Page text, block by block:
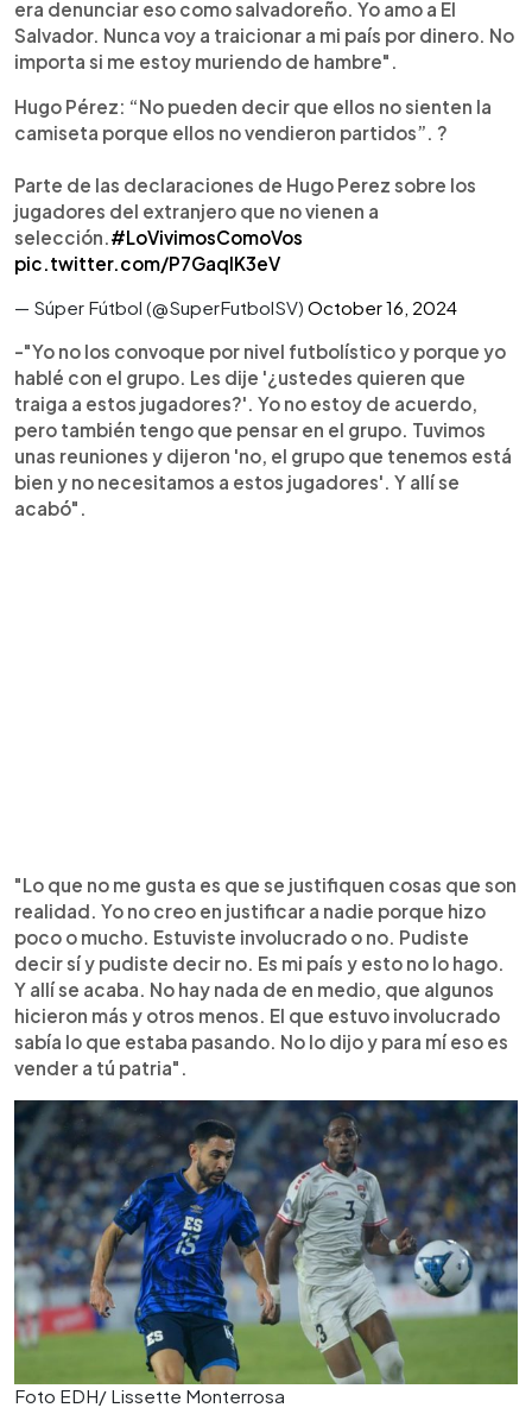
era denunciar eso como salvadoreño. Yo amo a El
Salvador. Nunca voy a traicionar a mi país por dinero. No
importa si me estoy muriendo de hambre".
Hugo Pérez: “No pueden decir que ellos no sienten la
camiseta porque ellos no vendieron partidos”. ?
Parte de las declaraciones de Hugo Perez sobre los
jugadores del extranjero que no vienen a
selección.#LoVivimosComoVos
pic.twitter.com/P7GaqlK3eV
— Súper Fútbol (@SuperFutbolSV) October 16, 2024
-"Yo no los convoque por nivel futbolístico y porque yo
hablé con el grupo. Les dije '¿ustedes quieren que
traiga a estos jugadores?'. Yo no estoy de acuerdo,
pero también tengo que pensar en el grupo. Tuvimos
unas reuniones y dijeron 'no, el grupo que tenemos está
bien y no necesitamos a estos jugadores'. Y allí se
acabó".
"Lo que no me gusta es que se justifiquen cosas que son
realidad. Yo no creo en justificar a nadie porque hizo
poco o mucho. Estuviste involucrado o no. Pudiste
decir sí y pudiste decir no. Es mi país y esto no lo hago.
Y allí se acaba. No hay nada de en medio, que algunos
hicieron más y otros menos. El que estuvo involucrado
sabía lo que estaba pasando. No lo dijo y para mí eso es
vender a tú patria".
Foto EDH/ Lissette Monterrosa